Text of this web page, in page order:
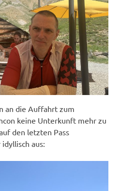
an die Auffahrt zum
keine Unterkunft mehr zu
den letzten Pass
aus: